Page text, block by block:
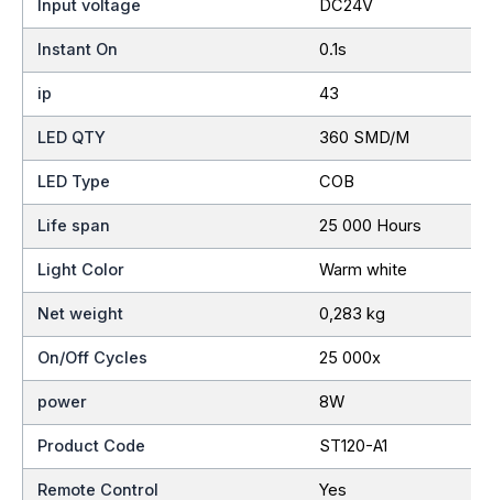
Input voltage DC24V
Instant On 0.1s
ip 43
LED QTY 360 SMD/M
LED Type COB
Life span 25 000 Hours
Light Color Warm white
Net weight 0,283 kg
On/Off Cycles 25 000x
power 8W
Product Code ST120-A1
Remote Control Yes